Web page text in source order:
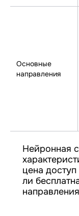
Основные
направления
Нейронная
цена
ли